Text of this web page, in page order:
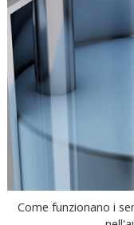
Come funzionano i